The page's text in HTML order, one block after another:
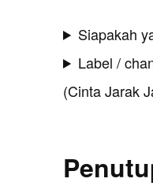
Siapakah
Label /
(Cinta Jarak